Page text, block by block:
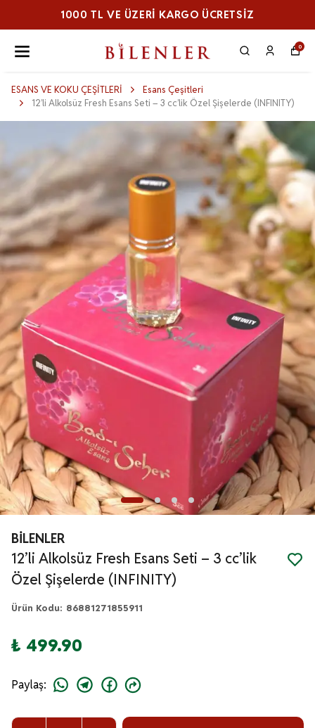
1000 TL VE ÜZERI KARGO ÜCRETSİZ
0
ESANS VE KOKU ÇEŞİTLERİ
Esans Çeşitleri
12’li Alkolsüz Fresh Esans Seti – 3 cc’lik Özel Şişelerde (INFINITY)
BİLENLER
12’li Alkolsüz Fresh Esans Seti – 3 cc’lik
Özel Şişelerde (INFINITY)
Ürün Kodu: 86881271855911
₺ 499.90
Paylaş: